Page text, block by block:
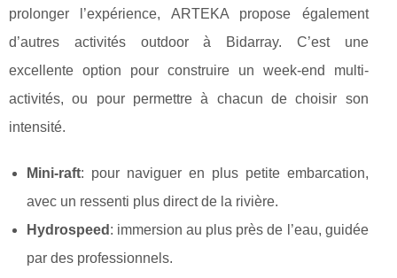
prolonger l’expérience, ARTEKA propose également
d’autres activités outdoor à Bidarray. C’est une
excellente option pour construire un week-end multi-
activités, ou pour permettre à chacun de choisir son
intensité.
Mini-raft: pour naviguer en plus petite embarcation,
avec un ressenti plus direct de la rivière.
Hydrospeed : immersion au plus près de l’eau, guidée
par des professionnels.